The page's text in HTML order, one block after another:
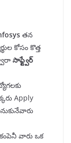
తన
కోసం కొత్త
సాఫ్ట్వేర్
Apply
కంపెనీ వారు ఒక